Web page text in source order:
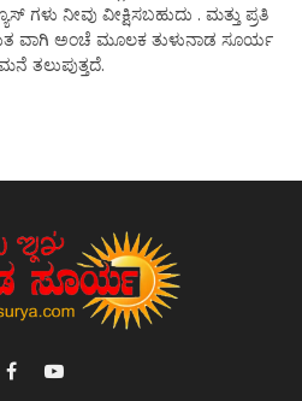
ಗಳು ನೀವು ವೀಕ್ಷಿಸಬಹುದು . ಮತ್ತು ಪ್ರತಿ
ವಾಗಿ ಅಂಚೆ ಮೂಲಕ ತುಳುನಾಡ ಸೂರ್ಯ
ತಲುಪುತ್ತದೆ.
FacebookYouTube